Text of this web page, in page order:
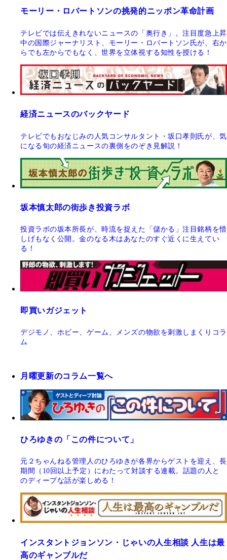
モーリー・ロバートソンの挑発的ニッポン革命計画
テレビでは伝えきれないニュースの「奥行き」。注目度急上昇
中の国際ジャーナリスト、モーリー・ロバートソン氏が、右か
らでも左からでもなく、世界を立体視する知性を授ける！
経済ニュースのバックヤード
テレビでもおなじみの人気コンサルタント・坂口孝則氏が、気
になる旬の経済ニュースの裏側をのぞき見解説！
坂本慎太郎の街歩き投資ラボ
投資ラボの坂本所長が、時流を捉えた「儲かる」注目銘柄を惜
しげもなく公開。金のなる木はあなたのすぐ近くに生えてい
る！
即買いガジェット
デジモノ、ホビー、ゲーム、メンズの物欲を刺激しまくりコラ
ム
月曜更新のコラム一覧へ
ひろゆきの「この件について」
元２ちゃんねる管理人のひろゆきが各界からゲストを迎え、長
期間（10回以上予定）にわたって対談する連載。話題の人と
のディープな話が楽しめる！
インスタントジョンソン・じゃいの人生相談 人生は最
高のギャンブルだ